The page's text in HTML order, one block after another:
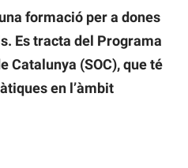
formació per a dones
Es tracta del Programa
Catalunya (SOC), que té
en l’àmbit